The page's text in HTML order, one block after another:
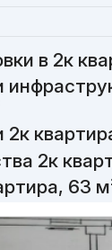
в 2к
2к
2к
63